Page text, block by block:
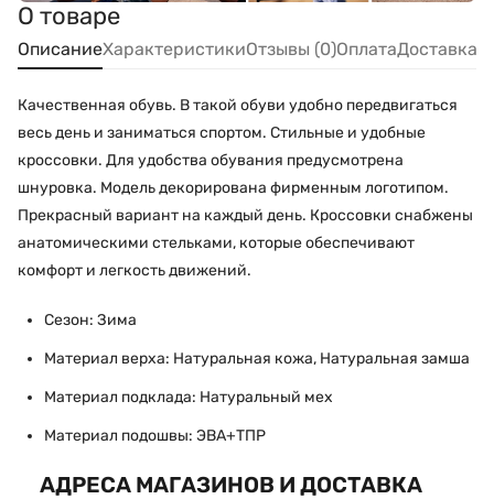
О товаре
ОписаниеХарактеристикиОтзывы (0)ОплатаДоставка
Качественная обувь. В такой обуви удобно передвигаться
весь день и заниматься спортом. Стильные и удобные
кроссовки. Для удобства обувания предусмотрена
шнуровка. Модель декорирована фирменным логотипом.
Прекрасный вариант на каждый день. Кроссовки снабжены
анатомическими стельками, которые обеспечивают
комфорт и легкость движений.
Сезон: Зима
Материал верха: Натуральная кожа, Натуральная замша
Материал подклада: Натуральный мех
Материал подошвы: ЭВА+ТПР
АДРЕСА МАГАЗИНОВ И ДОСТАВКА